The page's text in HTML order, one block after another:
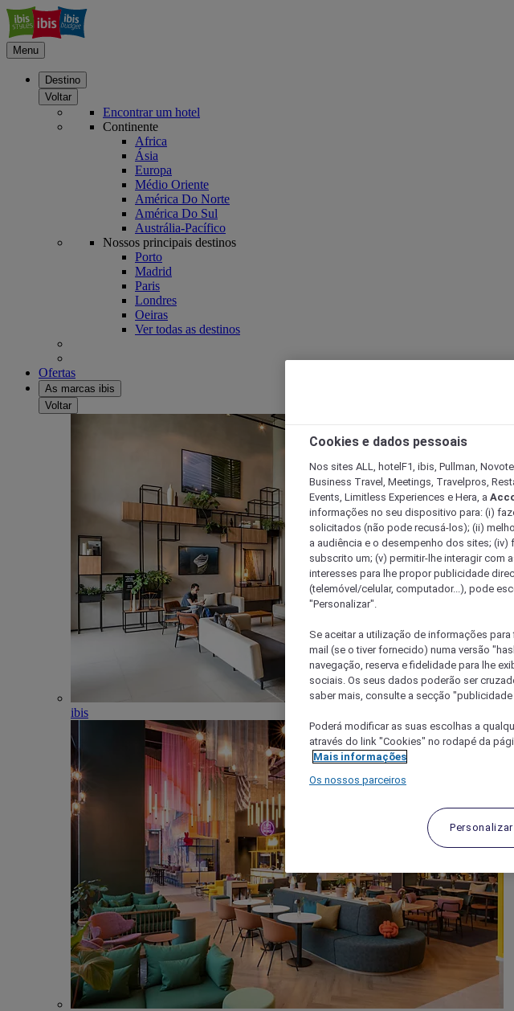
Menu
Destino
Voltar
Encontrar um hotel
Continente
Africa
Ásia
Europa
Médio Oriente
América Do Norte
América Do Sul
Austrália-Pacífico
Nossos principais destinos
Porto
Madrid
Paris
Londres
Oeiras
Ver todas as destinos
Ofertas
As marcas ibis
Voltar
ibis
Cookies e dados pessoais
Nos sites ALL, hotelF1, ibis, Pullman,
Business Travel, Meetings, Travelpros,
Events, Limitless Experiences e Hera, a
informações no seu dispositivo para: (i)
solicitados (não pode recusá-los); (ii)
a audiência e o desempenho dos sites;
subscrito um; (v) permitir-lhe interagir com
interesses para lhe propor publicidade
(telemóvel/celular, computador...), pode
"Personalizar".
Se aceitar a utilização de informações
mail (se o tiver fornecido) numa versão
navegação, reserva e fidelidade para lhe
sociais. Os seus dados poderão ser
saber mais, consulte a secção
Poderá modificar as suas escolhas a
através do link "Cookies" no rodapé da
Mais informações
Os nossos parceiros
Personalizar